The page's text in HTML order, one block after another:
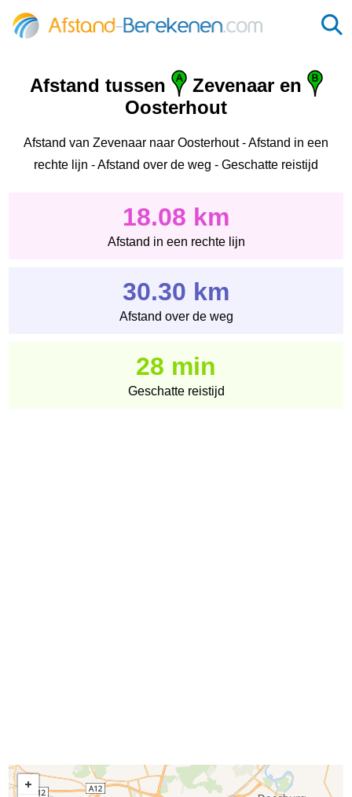
Afstand tussen
Zevenaar en
Oosterhout
Afstand van Zevenaar naar Oosterhout - Afstand in een
rechte lijn - Afstand over de weg - Geschatte reistijd
18.08 km
Afstand in een rechte lijn
30.30 km
Afstand over de weg
28 min
Geschatte reistijd